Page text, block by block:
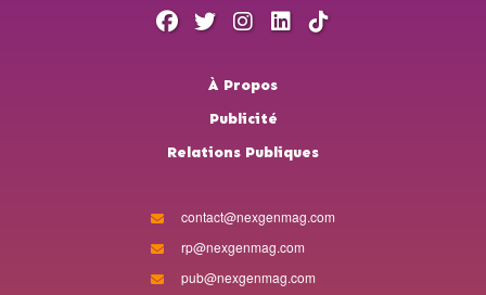
À Propos
Publicité
Relations Publiques
contact@nexgenmag.com
rp@nexgenmag.com
pub@nexgenmag.com